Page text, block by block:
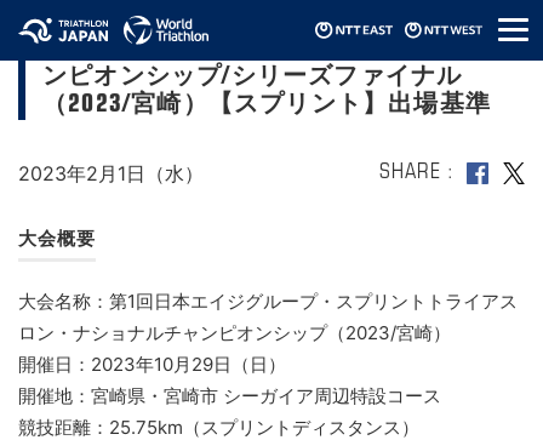
メ
ニ
第4回日本エイジグループナショナルチャ
ンピオンシップ/シリーズファイナル
（2023/宮崎）【スプリント】出場基準
2023年2月1日（水） SHARE
大会概要
大会名称：第1回日本エイジグループ・スプリントトライアス
ロン・ナショナルチャンピオンシップ（2023/宮崎）
開催日：2023年10月29日（日）
開催地：宮崎県・宮崎市 シーガイア周辺特設コース
競技距離：25.75km（スプリントディスタンス）